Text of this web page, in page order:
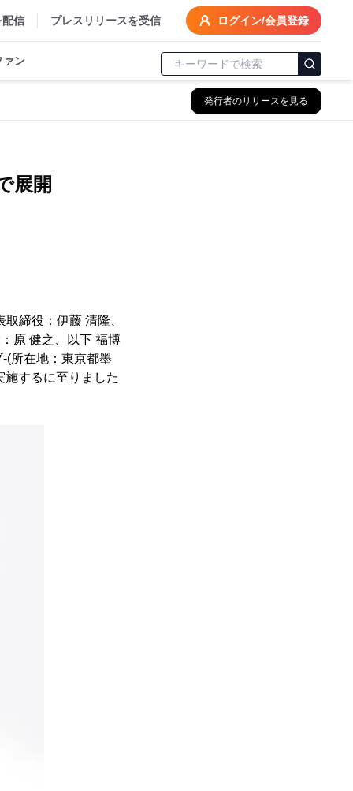
配信 プレスリリースを受信 ログイン/会員登録
ァン
発行者のリリースを見る
展開
締役：伊藤 清隆、
原 健之、以下 福博
(所在地：東京都墨
施するに至りました